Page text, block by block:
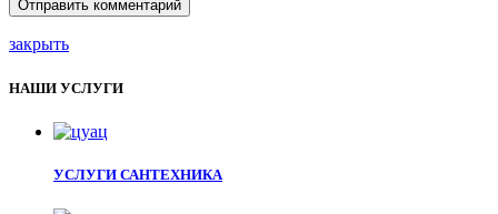
закрыть
НАШИ УСЛУГИ
УСЛУГИ САНТЕХНИКА